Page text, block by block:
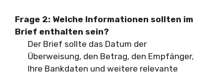
Frage 2: Welche Informationen sollten im
Brief enthalten sein?
Der Brief sollte das Datum der
Überweisung, den Betrag, den Empfänger,
Ihre Bankdaten und weitere relevante